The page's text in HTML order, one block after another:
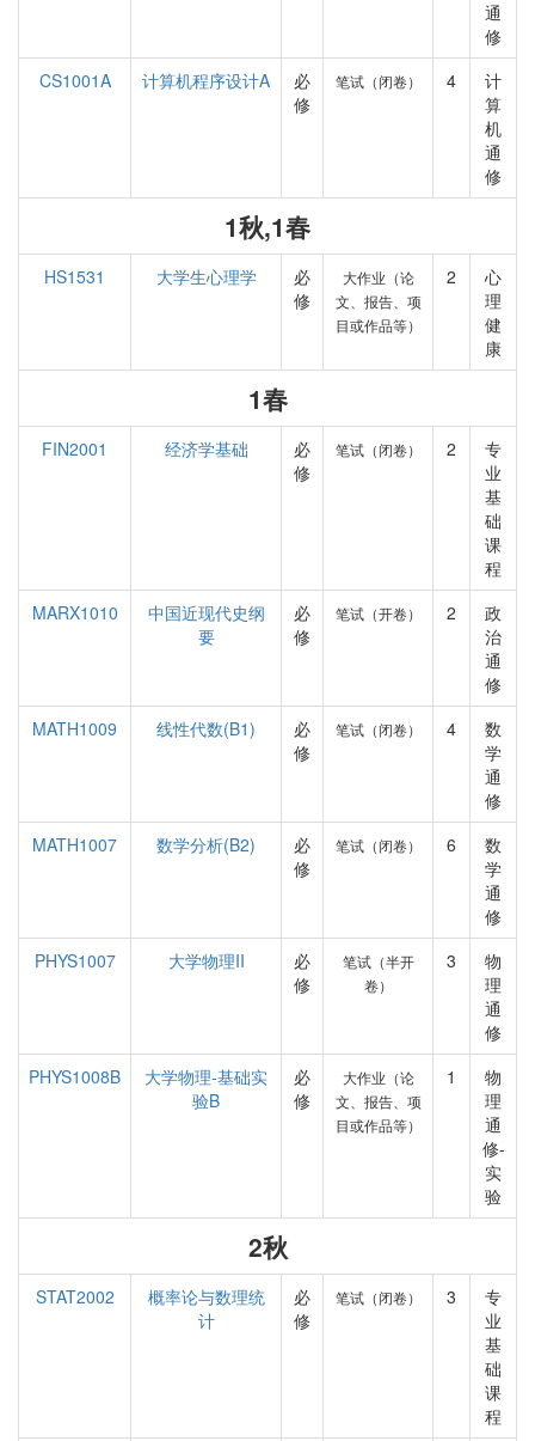
通
修
CS1001A
计算机程序设计A
必
修
笔试（闭卷） 4
计
算
机
通
修
1秋,1春
HS1531 大学生心理学
必
修
大作业（论
文、报告、项
目或作品等）
2
心
理
健
康
1春
FIN2001 经济学基础
必
修
笔试（闭卷） 2
专
业
基
础
课
程
MARX1010
中国近现代史纲
要
必
修
笔试（开卷） 2
政
治
通
修
MATH1009
线性代数(B1)
必
修
笔试（闭卷） 4
数
学
通
修
MATH1007
数学分析(B2)
必
修
笔试（闭卷） 6
数
学
通
修
PHYS1007
大学物理II
必
修
笔试（半开
卷）
3
物
理
通
修
PHYS1008B
大学物理-基础实
验B
必
修
大作业（论
文、报告、项
目或作品等）
1
物
理
通
修-
实
验
2秋
STAT2002
概率论与数理统
计
必
修
笔试（闭卷） 3
专
业
基
础
课
程